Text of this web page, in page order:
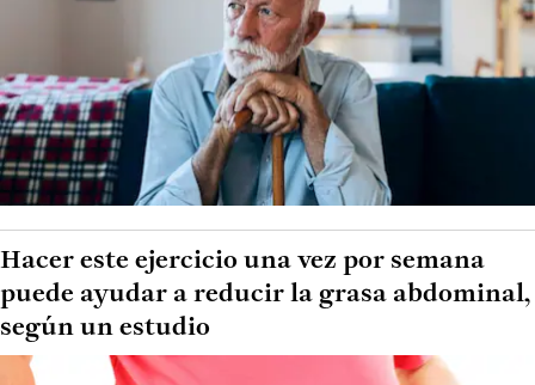
Hacer este ejercicio una vez por semana
puede ayudar a reducir la grasa abdominal,
según un estudio